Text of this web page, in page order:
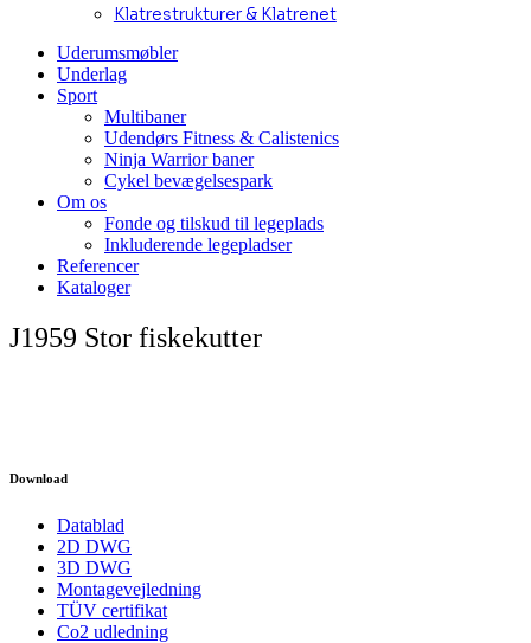
Klatrestrukturer & Klatrenet
Uderumsmøbler
Underlag
Sport
Multibaner
Udendørs Fitness & Calistenics
Ninja Warrior baner
Cykel bevægelsespark
Om os
Fonde og tilskud til legeplads
Inkluderende legepladser
Referencer
Kataloger
J1959 Stor fiskekutter
Download
Datablad
2D DWG
3D DWG
Montagevejledning
TÜV certifikat
Co2 udledning